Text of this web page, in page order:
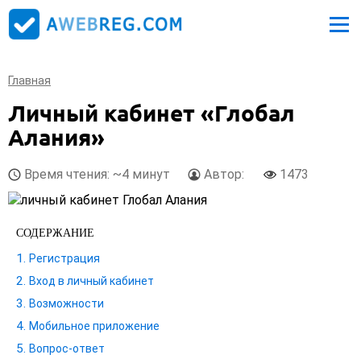
Главная
Личный кабинет «Глобал
Алания»
Время чтения: ~4 минут Автор: 1473
СОДЕРЖАНИЕ
Регистрация
Вход в личный кабинет
Возможности
Мобильное приложение
Вопрос-ответ